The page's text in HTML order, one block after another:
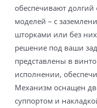
обеспечивают
моделей – с
шторками или без
решение под ваши
представлены в
исполнении,
Механизм оснащен
суппортом и